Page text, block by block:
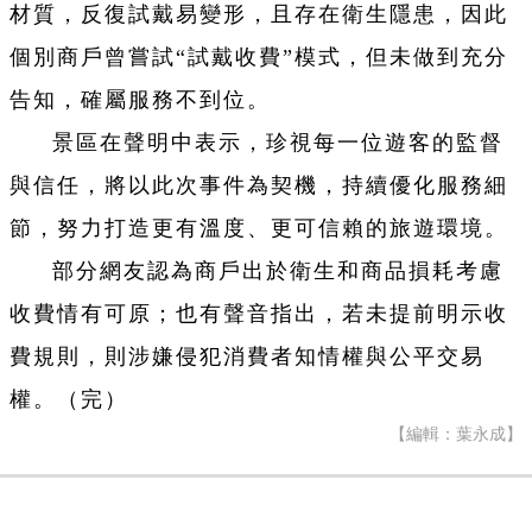
材質，反復試戴易變形，且存在衛生隱患，因此
個別商戶曾嘗試“試戴收費”模式，但未做到充分
告知，確屬服務不到位。
景區在聲明中表示，珍視每一位遊客的監督
與信任，將以此次事件為契機，持續優化服務細
節，努力打造更有溫度、更可信賴的旅遊環境。
部分網友認為商戶出於衛生和商品損耗考慮
收費情有可原；也有聲音指出，若未提前明示收
費規則，則涉嫌侵犯消費者知情權與公平交易
權。（完）
【編輯：葉永成】